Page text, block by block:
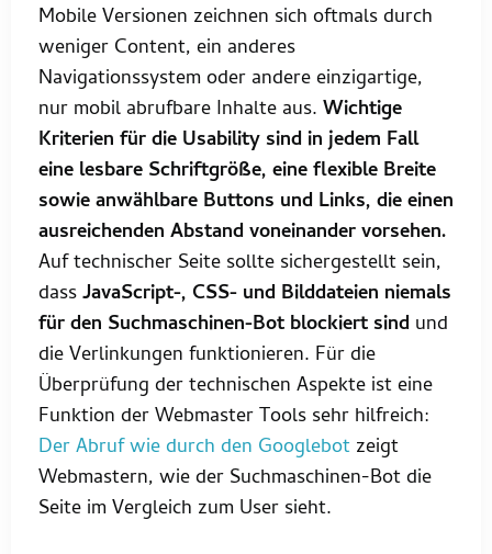
Mobile Versionen zeichnen sich oftmals durch
weniger Content, ein anderes
Navigationssystem oder andere einzigartige,
nur mobil abrufbare Inhalte aus. Wichtige
Kriterien für die Usability sind in jedem Fall
eine lesbare Schriftgröße, eine flexible Breite
sowie anwählbare Buttons und Links, die einen
ausreichenden Abstand voneinander vorsehen.
Auf technischer Seite sollte sichergestellt sein,
dassJavaScript-, CSS- und Bilddateien niemals
für den Suchmaschinen-Bot blockiert sind und
die Verlinkungen funktionieren. Für die
Überprüfung der technischen Aspekte ist eine
Funktion der Webmaster Tools sehr hilfreich:
Der Abruf wie durch den Googlebot zeigt
Webmastern, wie der Suchmaschinen-Bot die
Seite im Vergleich zum User sieht.